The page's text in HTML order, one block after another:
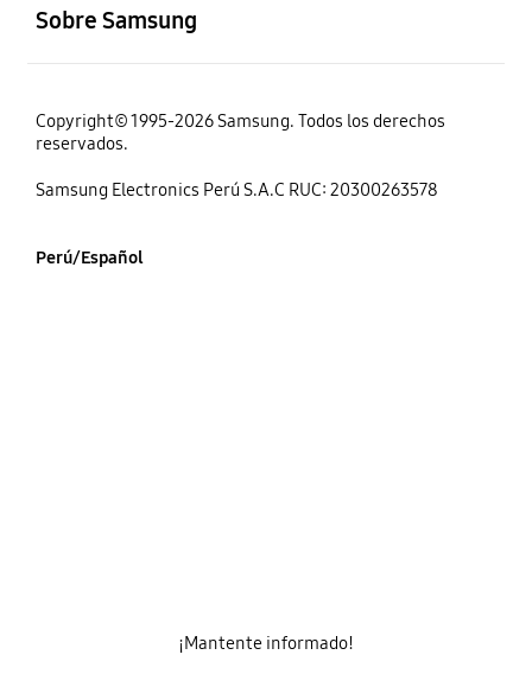
Sobre Samsung
Copyright© 1995-2026 Samsung. Todos los derechos
reservados.
Samsung Electronics Perú S.A.C RUC: 20300263578
Perú/Español
¡Mantente informado!